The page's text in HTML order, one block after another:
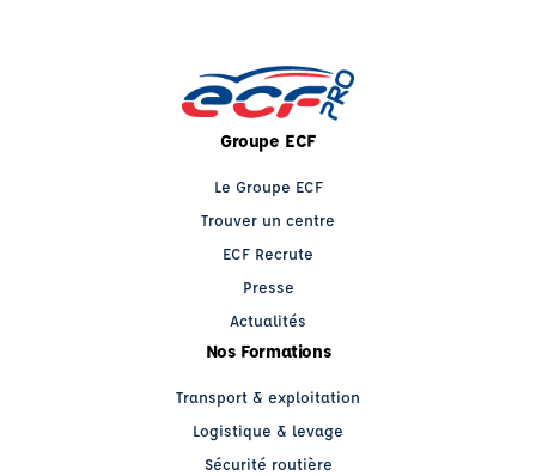
Groupe ECF
Le Groupe ECF
Trouver un centre
ECF Recrute
Presse
Actualités
Nos Formations
Transport & exploitation
Logistique & levage
Sécurité routière